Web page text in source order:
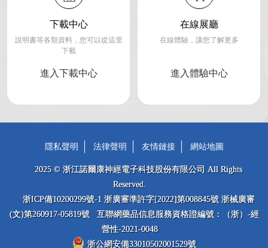
下載中心
說明書等各類資料，您可以從這里
下載
進入下載中心
在線展廳
在線體驗，讓您了解更多
進入體驗中心
隱私聲明 法律聲明 友情鏈接 網站地圖
2025 © 浙江諾爾康神經電子科技股份有限公司 All Rights
Reserved.
浙ICP備10200299號-1 浙廣審準許字[2022]第008845號 浙械廣審
(文)第260917-05819號 互聯網藥品信息服務資格證編號：（浙）-經
營性-2021-0048
浙公網安備33010502001529號